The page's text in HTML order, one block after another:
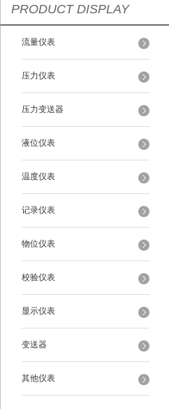
PRODUCT DISPLAY
流量仪表
压力仪表
压力变送器
液位仪表
温度仪表
记录仪表
物位仪表
校验仪表
显示仪表
变送器
其他仪表